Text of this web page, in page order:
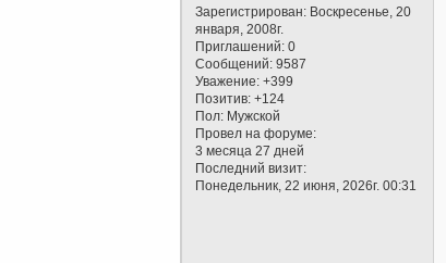
Зарегистрирован: Воскресенье, 20
января, 2008г.
Приглашений: 0
Сообщений: 9587
Уважение: +399
Позитив: +124
Пол: Мужской
Провел на форуме:
3 месяца 27 дней
Последний визит:
Понедельник, 22 июня, 2026г. 00:31